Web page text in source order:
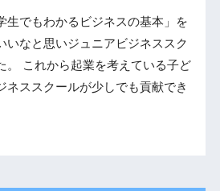
生でもわかるビジネスの基本」を
いなと思いジュニアビジネススク
。 これから起業を考えている子ど
ネススクールが少しでも貢献でき